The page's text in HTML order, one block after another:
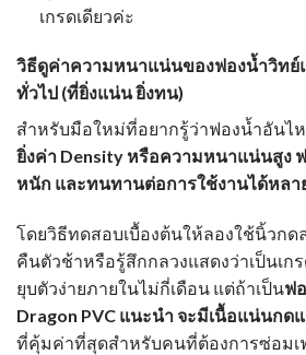
เกรดเดียวค่ะ
วิธีดูค่าความหนาแน่นของฟองน้ำวิทย์
ทั่วไป (ที่ยิ่งแน่น ยิ่งทน)
สำหรับมือใหม่ที่อยากรู้ว่าฟองน้ำอันไ
ยิ่งค่า Density หรือความหนาแน่นสูง
หนัก และทนทานต่อการใช้งานได้หลา
โดยวิธีทดสอบเบื้องต้นให้ลองใช้นิ้วกด
คืนตัวช้าหรือรู้สึกกลวงแสดงว่าเป็นเ
ยุบตัวง่ายภายในไม่กี่เดือน แต่ถ้าเป็นฟ
Dragon PVC แนะนำ จะมีเนื้อแน่นกด
ที่คุ้มค่าที่สุดสำหรับคนที่ต้องการซ่อมเฟ